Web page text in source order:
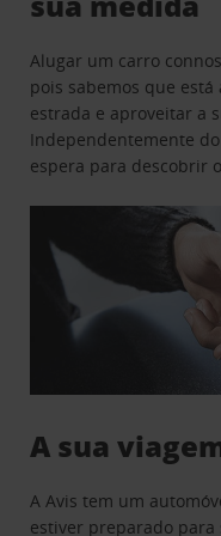
Alugar um carro
pois sabemos que
estrada e aproveitar a
Independentemente
espera para descobrir
A sua
A Avis tem um
estiver preparado